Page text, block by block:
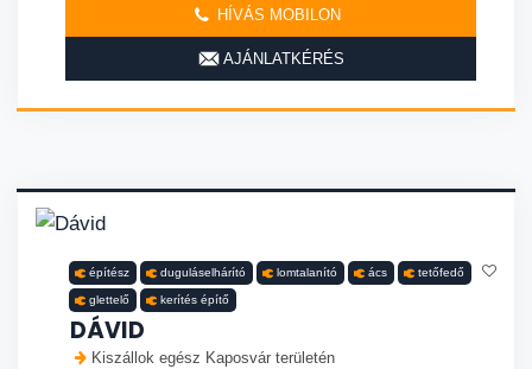
HÍVÁS MOBILON
AJÁNLATKÉRÉS
építész duguláselhárító lomtalanító ács tetőfedő
glettelő kerítés építő
DÁVID
Kiszállok egész Kaposvár területén